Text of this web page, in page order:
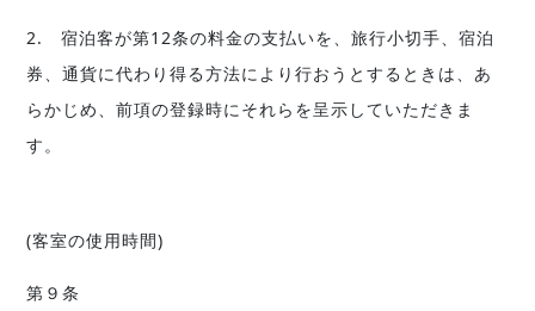
2. 宿泊客が第12条の料金の支払いを、旅行小切手、宿泊
券、通貨に代わり得る方法により行おうとするときは、あ
らかじめ、前項の登録時にそれらを呈示していただきま
す。
(客室の使用時間)
第９条